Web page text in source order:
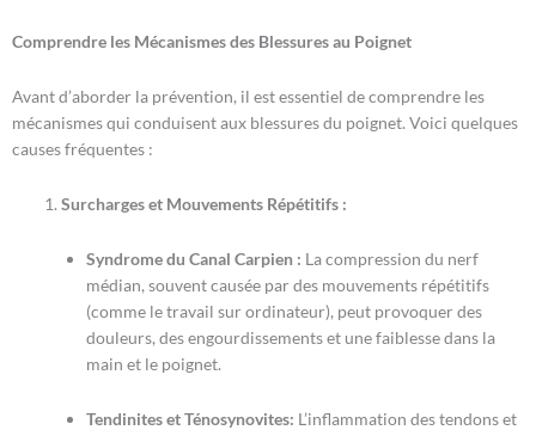
Comprendre les Mécanismes des Blessures au Poignet
Avant d’aborder la prévention, il est essentiel de comprendre les
mécanismes qui conduisent aux blessures du poignet. Voici quelques
causes fréquentes :
Surcharges et Mouvements Répétitifs :
Syndrome du Canal Carpien : La compression du nerf
médian, souvent causée par des mouvements répétitifs
(comme le travail sur ordinateur), peut provoquer des
douleurs, des engourdissements et une faiblesse dans la
main et le poignet.
Tendinites et Ténosynovites: L’inflammation des tendons et